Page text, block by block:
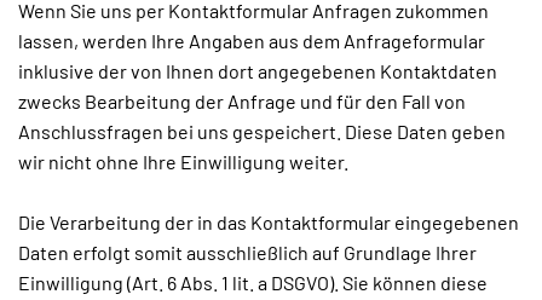
Wenn Sie uns per Kontaktformular Anfragen zukommen
lassen, werden Ihre Angaben aus dem Anfrageformular
inklusive der von Ihnen dort angegebenen Kontaktdaten
zwecks Bearbeitung der Anfrage und für den Fall von
Anschlussfragen bei uns gespeichert. Diese Daten geben
wir nicht ohne Ihre Einwilligung weiter.
Die Verarbeitung der in das Kontaktformular eingegebenen
Daten erfolgt somit ausschließlich auf Grundlage Ihrer
Einwilligung (Art. 6 Abs. 1 lit. a DSGVO). Sie können diese